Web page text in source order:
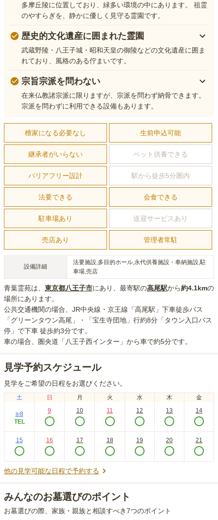
多摩丘陵に位置しており、緑多い環境の中にあります。 祖霊
のやすらぎを、静かに優しく見守る霊園です。
歴史的文化遺産に囲まれた霊園
武蔵野陵・八王子城・昭和天皇の御陵などの文化遺産に囲ま
れており、風格のある佇まいです。
宗旨宗派を問わない
在来仏教諸宗派に限りますが、宗派を問わず納骨できます。
宗派を問わずに利用できる設備もあります。
檀家になる必要なし 生前申込可能
継承者がいらない ペット供養できる
バリアフリー設計 駅から徒歩5分圏内
法要できる 会食できる
駐車場あり 送迎サービスあり
売店あり 管理者常駐
設備詳細
法要施設,多目的ホール,永代供養施設・奉納施設,駐
車場,売店
青葉霊苑は、 東京都八王子市にあり 、最寄駅の高尾駅から約4.1kmの
場所にあり ます。
公共交通機関の場合、JR中央線・京王線「高尾駅」下車徒歩バス
「グリーンタウン高尾」・「宝生寺団地」行約8分「タウン入口バス
停」で下車 徒歩約3分です。
車の場合、圏央道「八王子西インター」から車で約5分です。
見学予約スケジュール
見学をご希望の日程をお選びください。
土 日 月 火 水 木 金
8/8
TEL
9 10 11 12 13 14
15 16 17 18 19 20 21
他の見学可能な日程で予約する
みんなのお墓選びのポイント
お墓選びの際、家族・親族と相談すべき7つのポイント